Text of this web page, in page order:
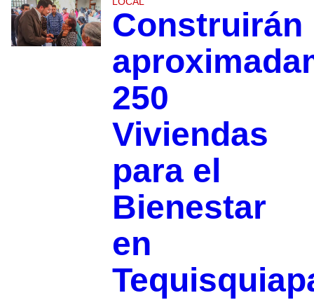
Construirán
250
Viviendas
para el
Bienestar
en